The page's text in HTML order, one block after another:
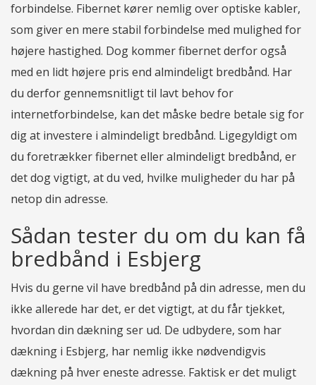
forbindelse. Fibernet kører nemlig over optiske kabler,
som giver en mere stabil forbindelse med mulighed for
højere hastighed. Dog kommer fibernet derfor også
med en lidt højere pris end almindeligt bredbånd. Har
du derfor gennemsnitligt til lavt behov for
internetforbindelse, kan det måske bedre betale sig for
dig at investere i almindeligt bredbånd. Ligegyldigt om
du foretrækker fibernet eller almindeligt bredbånd, er
det dog vigtigt, at du ved, hvilke muligheder du har på
netop din adresse.
Sådan tester du om du kan få
bredbånd i Esbjerg
Hvis du gerne vil have bredbånd på din adresse, men du
ikke allerede har det, er det vigtigt, at du får tjekket,
hvordan din dækning ser ud. De udbydere, som har
dækning i Esbjerg, har nemlig ikke nødvendigvis
dækning på hver eneste adresse. Faktisk er det muligt